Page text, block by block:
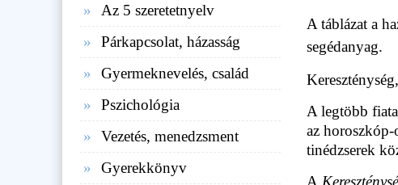
A táblázat a
segédanyag.
A legtöbb
az horoszkóp-
tinédzserek
A
Az 5 szeretetnyelv
Párkapcsolat, házasság
Gyermeknevelés, család
Pszichológia
Vezetés, menedzsment
Gyerekkönyv